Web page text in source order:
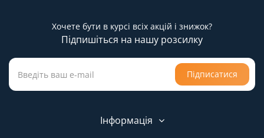
Хочете бути в курсі всіх акцій і знижок?
Підпишіться на нашу розсилку
Підписатися
Інформація